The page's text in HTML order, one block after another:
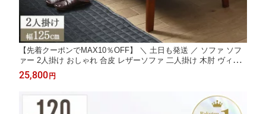
【先着クーポンでMAX10％OFF】 ＼ 土日も発送 ／ ソファ ソフ
ァー 2人掛け おしゃれ 合皮 レザーソファ 二人掛け 木肘 ヴィン
テージ 二人掛けソファ 北欧 ブラック 2人掛けソファー 肘付き レ
ザーソファー レトロ 黒 モダン 法人 まとめ買い 店舗 1人暮らし i
25,800 円